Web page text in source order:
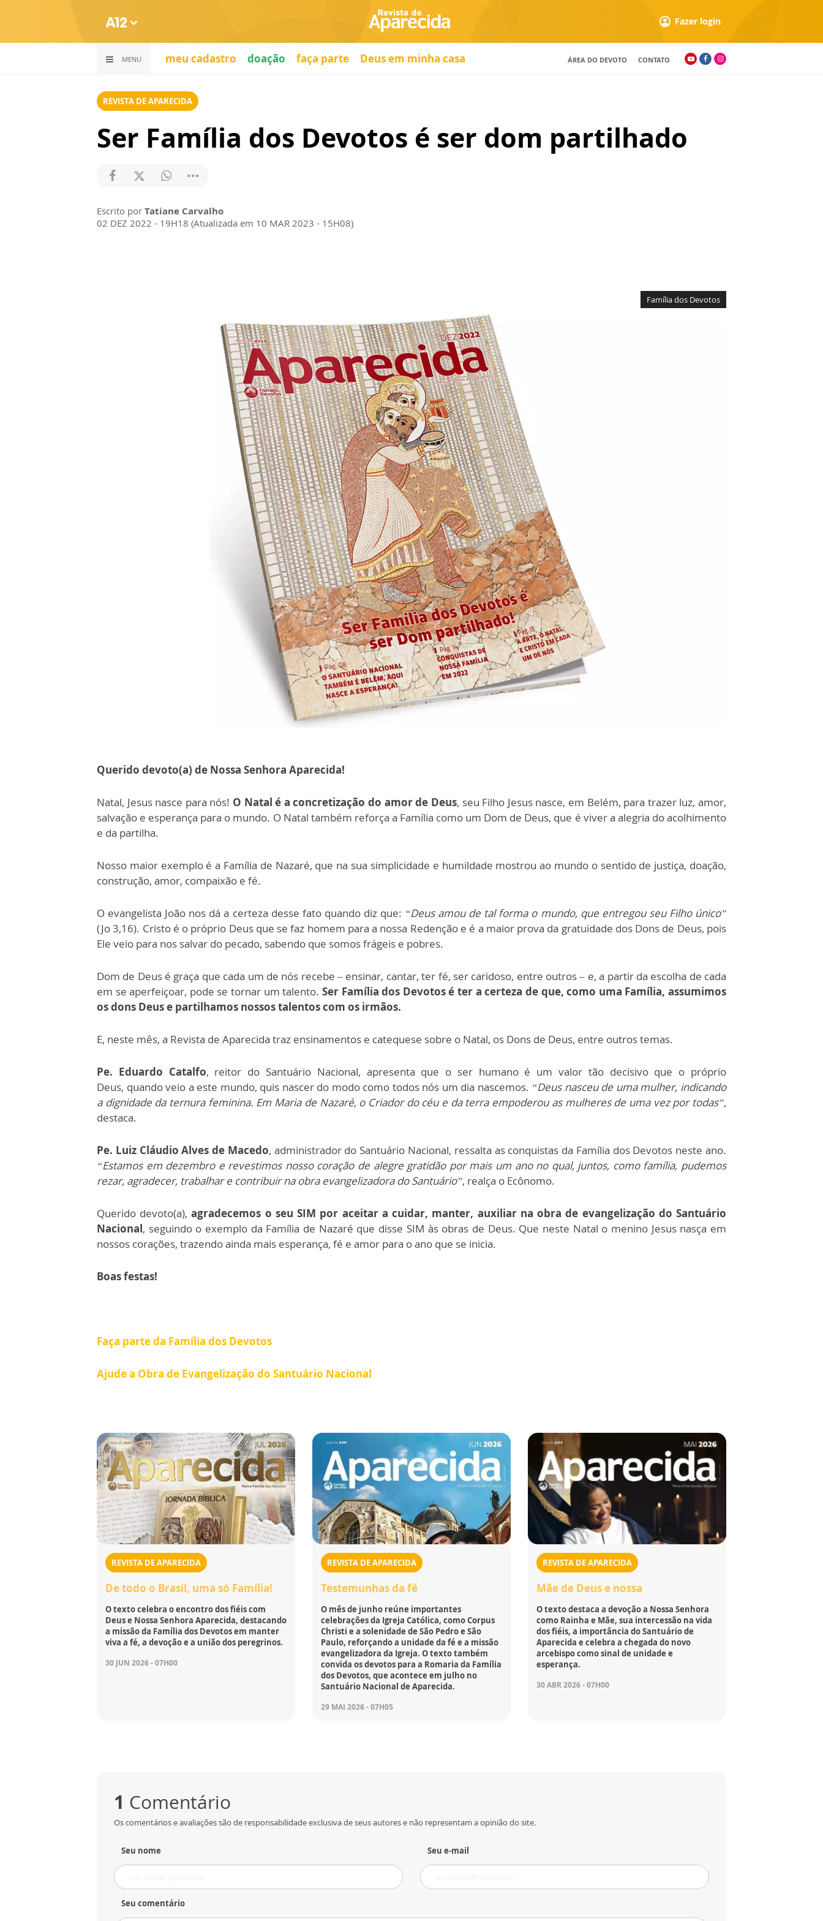
Fazer login
MENU meu cadastro doação faça parte Deus em minha casa ÁREA DO DEVOTO CONTATO
REVISTA DE APARECIDA
Ser Família dos Devotos é ser dom partilhado
Escrito por Tatiane Carvalho
02 DEZ 2022 - 19H18 (Atualizada em 10 MAR 2023 - 15H08)
Família dos Devotos
Querido devoto(a) de Nossa Senhora Aparecida!
Natal, Jesus nasce para nós! O Natal é a concretização do amor de Deus, seu Filho Jesus nasce, em Belém, para trazer luz, amor,
salvação e esperança para o mundo. O Natal também reforça a Família como um Dom de Deus, que é viver a alegria do acolhimento
e da partilha.
Nosso maior exemplo é a Família de Nazaré, que na sua simplicidade e humildade mostrou ao mundo o sentido de justiça, doação,
construção, amor, compaixão e fé.
O evangelista João nos dá a certeza desse fato quando diz que: “Deus amou de tal forma o mundo, que entregou seu Filho único”
(Jo 3,16). Cristo é o próprio Deus que se faz homem para a nossa Redenção e é a maior prova da gratuidade dos Dons de Deus, pois
Ele veio para nos salvar do pecado, sabendo que somos frágeis e pobres.
Dom de Deus é graça que cada um de nós recebe – ensinar, cantar, ter fé, ser caridoso, entre outros – e, a partir da escolha de cada
em se aperfeiçoar, pode se tornar um talento. Ser Família dos Devotos é ter a certeza de que, como uma Família, assumimos
os dons Deus e partilhamos nossos talentos com os irmãos.
E, neste mês, a Revista de Aparecida traz ensinamentos e catequese sobre o Natal, os Dons de Deus, entre outros temas.
Pe. Eduardo Catalfo, reitor do Santuário Nacional, apresenta que o ser humano é um valor tão decisivo que o próprio
Deus, quando veio a este mundo, quis nascer do modo como todos nós um dia nascemos. “Deus nasceu de uma mulher, indicando
a dignidade da ternura feminina. Em Maria de Nazaré, o Criador do céu e da terra empoderou as mulheres de uma vez por todas”,
destaca.
Pe. Luiz Cláudio Alves de Macedo, administrador do Santuário Nacional, ressalta as conquistas da Família dos Devotos neste ano.
“Estamos em dezembro e revestimos nosso coração de alegre gratidão por mais um ano no qual, juntos, como família, pudemos
rezar, agradecer, trabalhar e contribuir na obra evangelizadora do Santuário”, realça o Ecônomo.
Querido devoto(a),agradecemos o seu SIM por aceitar a cuidar, manter, auxiliar na obra de evangelização do Santuário
Nacional, seguindo o exemplo da Família de Nazaré que disse SIM às obras de Deus. Que neste Natal o menino Jesus nasça em
nossos corações, trazendo ainda mais esperança, fé e amor para o ano que se inicia.
Boas festas!
Faça parte da Família dos Devotos
Ajude a Obra de Evangelização do Santuário Nacional
REVISTA DE APARECIDA
De todo o Brasil, uma só Família!
O texto celebra o encontro dos fiéis com
Deus e Nossa Senhora Aparecida, destacando
a missão da Família dos Devotos em manter
viva a fé, a devoção e a união dos peregrinos.
30 JUN 2026 - 07H00
REVISTA DE APARECIDA
Testemunhas da fé
O mês de junho reúne importantes
celebrações da Igreja Católica, como Corpus
Christi e a solenidade de São Pedro e São
Paulo, reforçando a unidade da fé e a missão
evangelizadora da Igreja. O texto também
convida os devotos para a Romaria da Família
dos Devotos, que acontece em julho no
Santuário Nacional de Aparecida.
29 MAI 2026 - 07H05
REVISTA DE APARECIDA
Mãe de Deus e nossa
O texto destaca a devoção a Nossa Senhora
como Rainha e Mãe, sua intercessão na vida
dos fiéis, a importância do Santuário de
Aparecida e celebra a chegada do novo
arcebispo como sinal de unidade e
esperança.
30 ABR 2026 - 07H00
1 Comentário
Os comentários e avaliações são de responsabilidade exclusiva de seus autores e não representam a opinião do site.
Seu nome Seu e-mail
Seu comentário